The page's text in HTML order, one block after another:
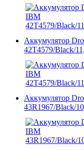
Аккумулятор
42T4579/Black/
Аккумулятор
43R1967/Black/